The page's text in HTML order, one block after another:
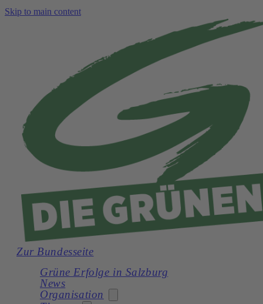
Skip to main content
Zur Bundesseite
Grüne Erfolge in Salzburg
News
Organisation